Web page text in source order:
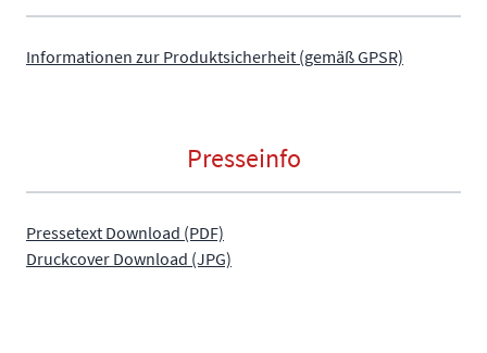
Informationen zur Produktsicherheit (gemäß GPSR)
Presseinfo
Pressetext Download (PDF)
Druckcover Download (JPG)